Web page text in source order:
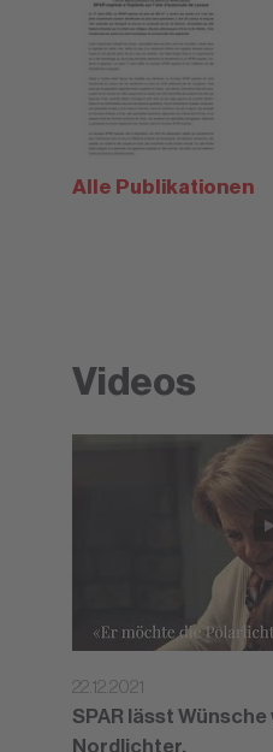
Alle Publikationen
Videos
22.12.2021
SPAR lässt
Nordlichter.